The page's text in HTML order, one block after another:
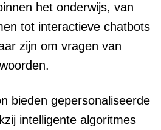
het onderwijs, van
tot interactieve chatbots
zijn om vragen van
bieden gepersonaliseerde
intelligente algoritmes